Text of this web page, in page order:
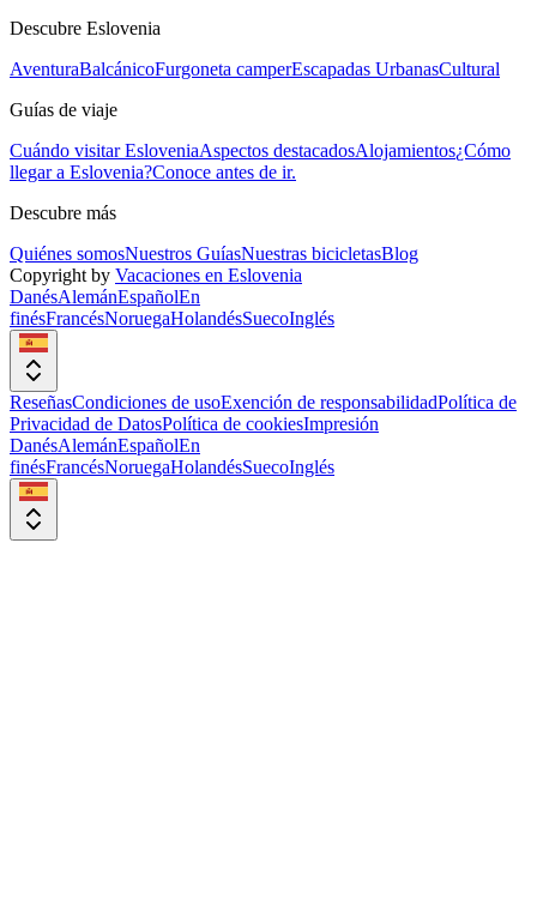
Descubre Eslovenia
AventuraBalcánicoFurgoneta camperEscapadas UrbanasCultural
Guías de viaje
Cuándo visitar EsloveniaAspectos destacadosAlojamientos¿Cómo
llegar a Eslovenia?Conoce antes de ir.
Descubre más
Quiénes somosNuestros GuíasNuestras bicicletasBlog
Copyright by Vacaciones en Eslovenia
DanésAlemánEspañolEn
finésFrancésNoruegaHolandésSuecoInglés
ReseñasCondiciones de usoExención de responsabilidadPolítica de
Privacidad de DatosPolítica de cookiesImpresión
DanésAlemánEspañolEn
finésFrancésNoruegaHolandésSuecoInglés